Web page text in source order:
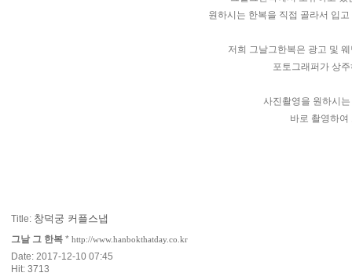
원하시는 한복을 직접 골라서 입
저희 그날그한복은 광고 및
포토그래퍼가 상
사진촬영을 원하시
바로 촬영하
Title: 창덕궁 커플스냅
그날 그 한복 * http://www.hanbokthatday.co.kr
Date: 2017-12-10 07:45
Hit: 3713